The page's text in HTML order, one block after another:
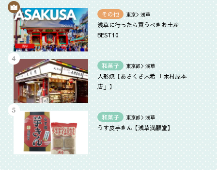
その他 東京＞浅草
浅草に行ったら買うべきお土産
BEST10
和菓子 東京都＞浅草
人形焼【あさくさ未希 「木村屋本
店」】
和菓子 東京都＞浅草
うす皮芋きん【浅草満願堂】